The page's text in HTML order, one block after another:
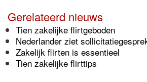
Gerelateerd nieuws
Tien zakelijke flirtgeboden
Nederlander ziet
Zakelijk flirten is essentieel
Tien zakelijke flirttips